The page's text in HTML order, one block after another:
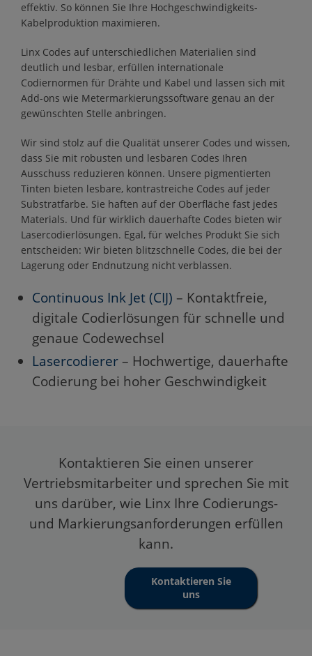
effektiv. So können Sie Ihre Hochgeschwindigkeits-
Kabelproduktion maximieren.
Linx Codes auf unterschiedlichen Materialien sind
deutlich und lesbar, erfüllen internationale
Codiernormen für Drähte und Kabel und lassen sich mit
Add-ons wie Metermarkierungssoftware genau an der
gewünschten Stelle anbringen.
Wir sind stolz auf die Qualität unserer Codes und wissen,
dass Sie mit robusten und lesbaren Codes Ihren
Ausschuss reduzieren können. Unsere pigmentierten
Tinten bieten lesbare, kontrastreiche Codes auf jeder
Substratfarbe. Sie haften auf der Oberfläche fast jedes
Materials. Und für wirklich dauerhafte Codes bieten wir
Lasercodierlösungen. Egal, für welches Produkt Sie sich
entscheiden: Wir bieten blitzschnelle Codes, die bei der
Lagerung oder Endnutzung nicht verblassen.
Continuous Ink Jet (CIJ) – Kontaktfreie,
digitale Codierlösungen für schnelle und
genaue Codewechsel
Lasercodierer – Hochwertige, dauerhafte
Codierung bei hoher Geschwindigkeit
Kontaktieren Sie einen unserer
Vertriebsmitarbeiter und sprechen Sie mit
uns darüber, wie Linx Ihre Codierungs-
und Markierungsanforderungen erfüllen
kann.
Kontaktieren Sie
uns